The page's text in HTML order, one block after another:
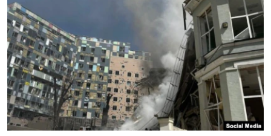
СОВЕТЫ ПРАВОЗАЩИТНИКОВ
ПРОПАВШИЕ БЕЗ ВЕСТИ
ПОБЕДИТЕЛЕЙ НЕ СУДЯТ?
КРЫМ.НЕПОКОРЕННЫЙ
ELIFBE
УКРАИНСКАЯ ПРОБЛЕМА КРЫМА
Українською
Qırımtatar
ПРИСОЕДИНЯЙТЕСЬ!